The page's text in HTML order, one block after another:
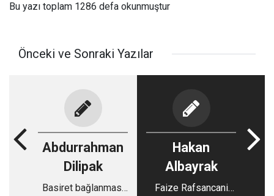
Bu yazı toplam 1286 defa okunmuştur
Önceki ve Sonraki Yazılar
Abdurrahman
Dilipak
Basiret bağlanması
Hakan
Albayrak
Faize Rafsancani